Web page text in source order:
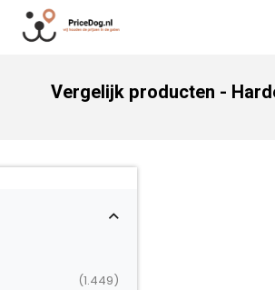
Vergelijk producten -
(1.449)